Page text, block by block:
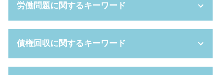
養育費 離婚後
離婚 手続き流れ
離婚 性格の不一致
離婚調停 申し立て
スピード 離婚
養育費 決め方
成年後見人 費用
法定代理人 とは
単純 承認
公正証書遺言 費用
相続放棄 費用
セクハラ 対策
企業 法務部
リーガルチェック
秘密保持 契約書
労働問題に関するキーワード
不当 解雇 相談
自己都合退職 とは
債権回収に関するキーワード